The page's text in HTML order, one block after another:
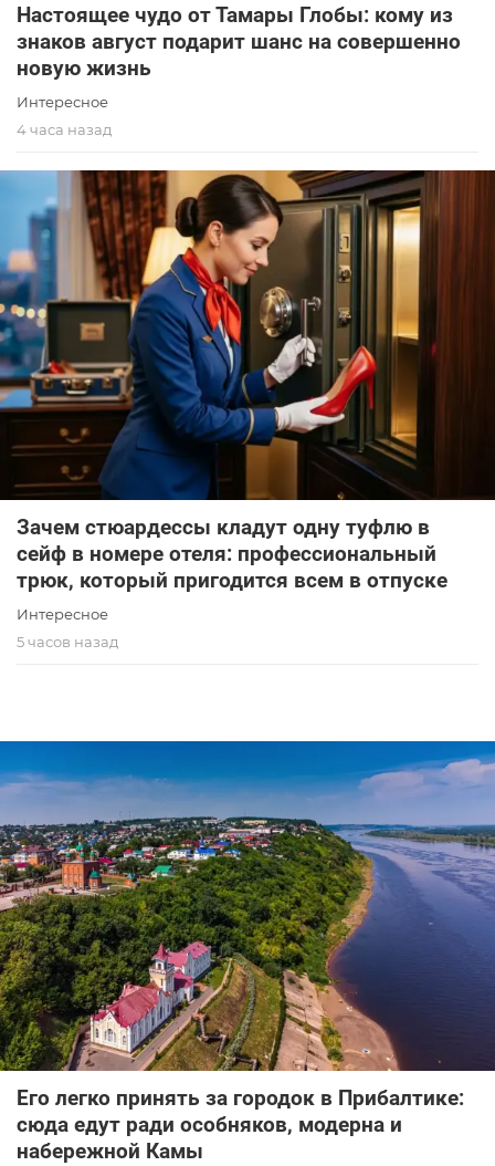
Настоящее чудо от Тамары Глобы: кому из
знаков август подарит шанс на совершенно
новую жизнь
Интересное
4 часа назад
Зачем стюардессы кладут одну туфлю в
сейф в номере отеля: профессиональный
трюк, который пригодится всем в отпуске
Интересное
5 часов назад
Его легко принять за городок в Прибалтике:
сюда едут ради особняков, модерна и
набережной Камы